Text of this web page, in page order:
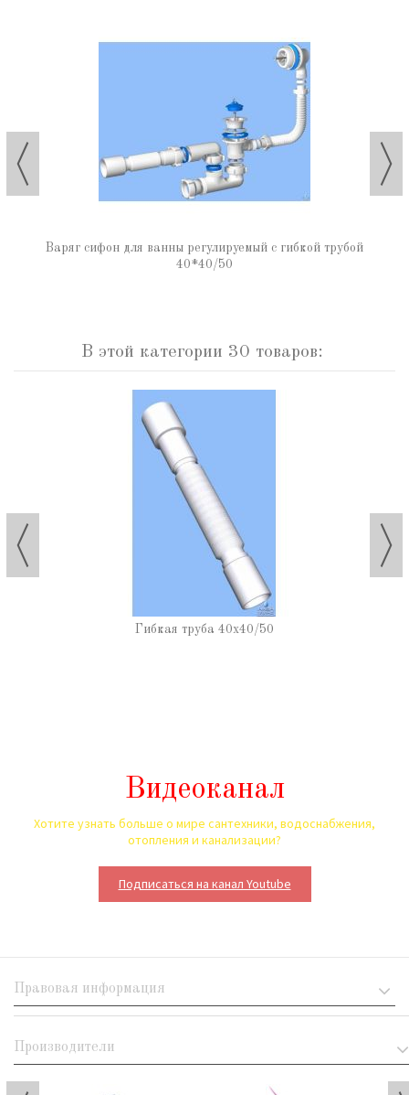
Варяг сифон для ванны регулируемый с гибкой трубой
40*40/50
В этой категории 30 товаров:
Гибкая труба 40х40/50
Видеоканал
Хотите узнать больше о мире сантехники, водоснабжения,
отопления и канализации?
Подписаться на канал Youtube
Правовая информация
Производители